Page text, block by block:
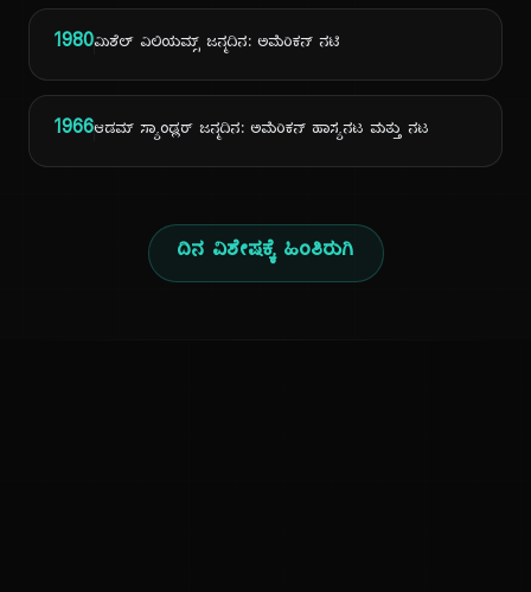
1980ಮಿಶೆಲ್ ವಿಲಿಯಮ್ಸ್ ಜನ್ಮದಿನ: ಅಮೆರಿಕನ್ ನಟಿ
1966ಆಡಮ್ ಸ್ಯಾಂಡ್ಲರ್ ಜನ್ಮದಿನ: ಅಮೆರಿಕನ್ ಹಾಸ್ಯನಟ ಮತ್ತು ನಟ
ದಿನ ವಿಶೇಷಕ್ಕೆ ಹಿಂತಿರುಗಿ